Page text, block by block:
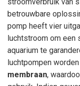
betrouwbare
pomp heeft vier
luchtstroom om een
aquarium te
luchtpompen
membraan,